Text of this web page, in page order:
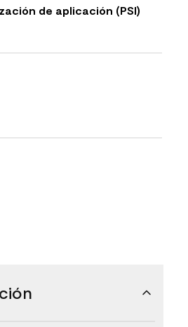
de aplicación (PSI)